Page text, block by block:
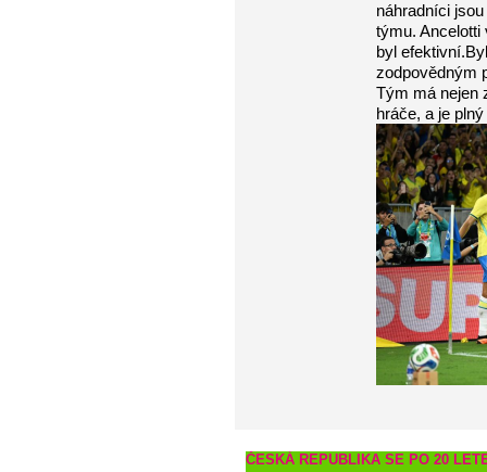
náhradníci
týmu.
byl
zodpovědným
Tým má nejen
hráče, a je
ČESKÁ REPUBLIKA SE PO 20